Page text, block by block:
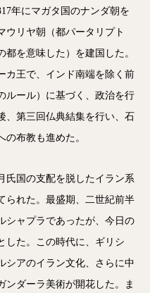
年にマガタ国のナンダ朝を
ウリヤ朝（都パータリプト
を意味した）を建国した。
カ王で、インド南端を除く前
ルール）に基づく、政治を行
、第三回仏典結集を行い、石
布教も進めた。
国の支配を脱したイラン系
られた。最盛期、二世紀前半
シャプラであったが、今日の
した。この時代に、ギリシ
シアのイラン文化、さらに中
ンダーラ美術が開花した。ま